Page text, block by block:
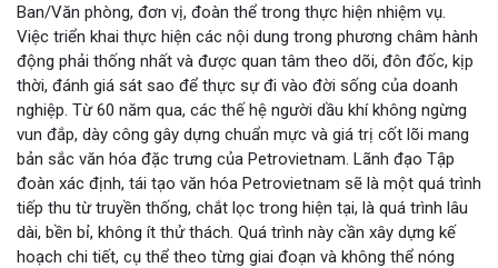
Ban/Văn phòng, đơn vị, đoàn thể trong thực hiện nhiệm vụ.
Việc triển khai thực hiện các nội dung trong phương châm hành
động phải thống nhất và được quan tâm theo dõi, đôn đốc, kịp
thời, đánh giá sát sao để thực sự đi vào đời sống của doanh
nghiệp. Từ 60 năm qua, các thế hệ người dầu khí không ngừng
vun đắp, dày công gây dựng chuẩn mực và giá trị cốt lõi mang
bản sắc văn hóa đặc trưng của Petrovietnam. Lãnh đạo Tập
đoàn xác định, tái tạo văn hóa Petrovietnam sẽ là một quá trình
tiếp thu từ truyền thống, chắt lọc trong hiện tại, là quá trình lâu
dài, bền bỉ, không ít thử thách. Quá trình này cần xây dựng kế
hoạch chi tiết, cụ thể theo từng giai đoạn và không thể nóng